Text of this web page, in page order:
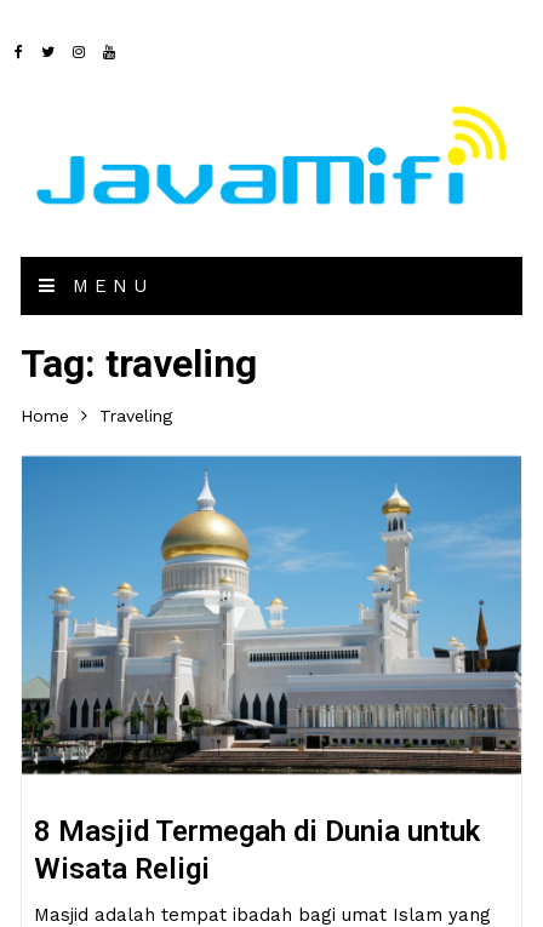
MENU
Tag:traveling
Home Traveling
8 Masjid Termegah di Dunia untuk
Wisata Religi
Masjid adalah tempat ibadah bagi umat Islam yang